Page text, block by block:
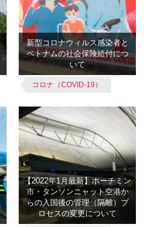
新型コロナウィルス感染者と
ベトナムの社会保険給付につ
いて
コロナ（COVID-19）
【2022年1月最新】ホーチミン
市・タンソンニャット空港か
らの入国後の管理（隔離）プ
ロセスの変更について